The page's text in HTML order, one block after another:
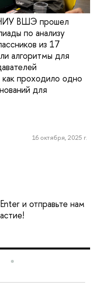
ВШЭ прошел
по анализу
из 17
алгоритмы для
как проходило одно
для
16 октября, 2025 г.
и отправьте нам